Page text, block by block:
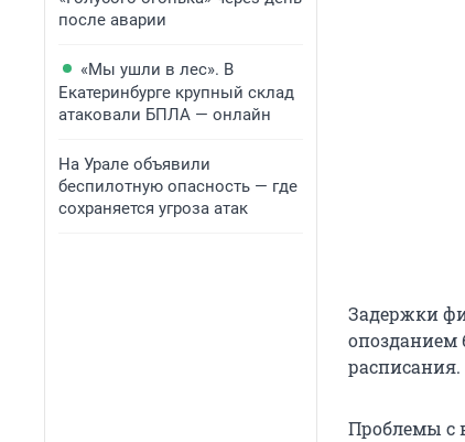
после аварии
«Мы ушли в лес». В
Екатеринбурге крупный склад
атаковали БПЛА — онлайн
На Урале объявили
беспилотную опасность — где
сохраняется угроза атак
Задержки
опозданием
расписания.
Проблемы с